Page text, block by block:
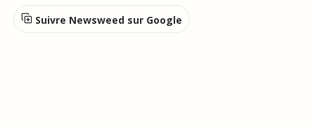
Suivre Newsweed sur Google